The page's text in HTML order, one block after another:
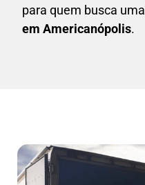
para quem busca uma
em Americanópolis.